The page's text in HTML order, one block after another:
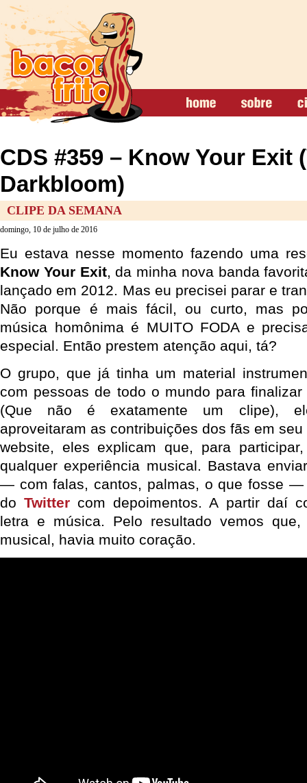
CDS #359 – Know Your Exit
Darkbloom)
CLIPE DA SEMANA
domingo, 10 de julho de 2016
Eu estava nesse momento fazendo uma
Know Your Exit, da minha nova banda
lançado em 2012. Mas eu precisei parar e
Não porque é mais fácil, ou curto, mas
música homônima é MUITO FODA e
especial. Então prestem atenção aqui, tá?
O grupo, que já tinha um material
com pessoas de todo o mundo para
(Que não é exatamente um clipe),
aproveitaram as contribuições dos fãs em
website, eles explicam que, para
qualquer experiência musical. Bastava
— com falas, cantos, palmas, o que fosse —
doTwitter com depoimentos. A partir daí
letra e música. Pelo resultado vemos
musical, havia muito coração.